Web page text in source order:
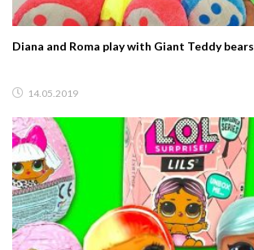
Diana and Roma play with Giant Teddy bears
14.05.2019